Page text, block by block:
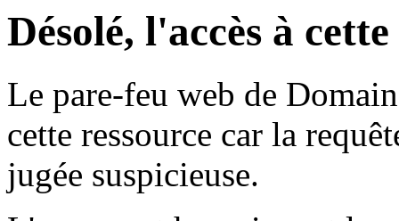
Désolé, l'accès à
Le pare-feu web de
cette ressource car la
jugée suspicieuse.